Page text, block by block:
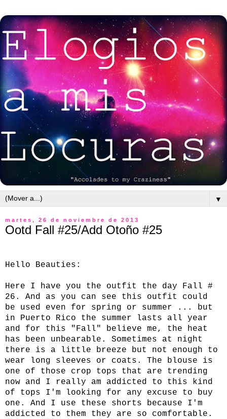
▼
martes, 26 de noviembre de 2013
Ootd Fall #25/Add Otoño #25
Hello Beauties:
Here I have you the outfit the day Fall #
26. And as you can see this outfit could
be used even for spring or summer ... but
in Puerto Rico the summer lasts all year
and for this "Fall" believe me, the heat
has been unbearable. Sometimes at night
there is a little breeze but not enough to
wear long sleeves or coats. The blouse is
one of those crop tops that are trending
now and I really am addicted to this kind
of tops I'm looking for any excuse to buy
one. And I use these shorts because I'm
addicted to them they are so comfortable.